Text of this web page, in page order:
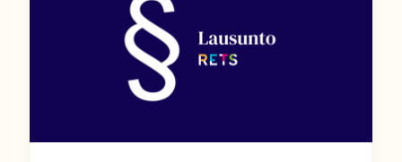
lainsäädännön
muuttamisesta